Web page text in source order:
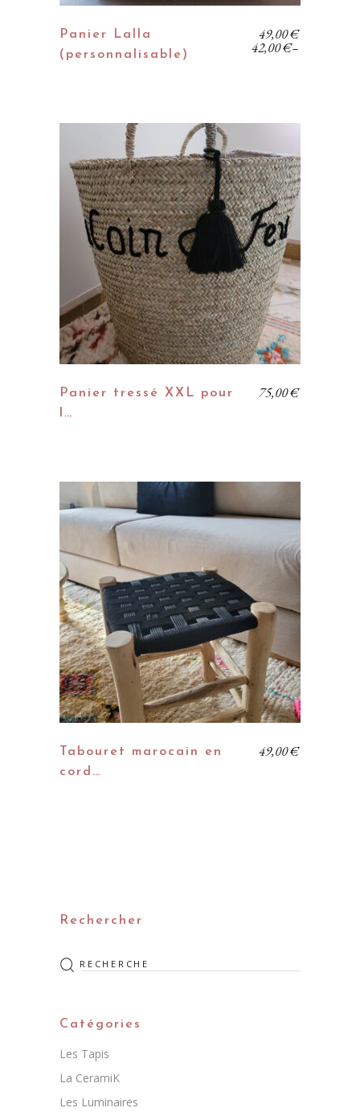
Panier Lalla
(personnalisable)
42,00€–
49,00€
Panier tressé XXL pour
l…
75,00€
Tabouret marocain en
cord…
49,00€
Rechercher
Rechercher
:
Catégories
Les Tapis
La CeramiK
Les Luminaires